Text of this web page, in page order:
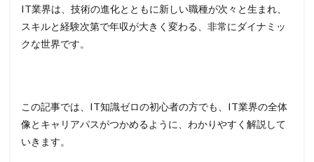
IT業界は、技術の進化とともに新しい職種が次々と生まれ、
スキルと経験次第で年収が大きく変わる、非常にダイナミッ
クな世界です。
この記事では、IT知識ゼロの初心者の方でも、IT業界の全体
像とキャリアパスがつかめるように、わかりやすく解説して
いきます。